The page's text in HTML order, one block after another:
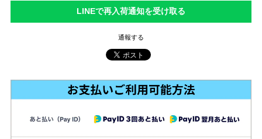
LINEで再入荷通知を受け取る
通報する